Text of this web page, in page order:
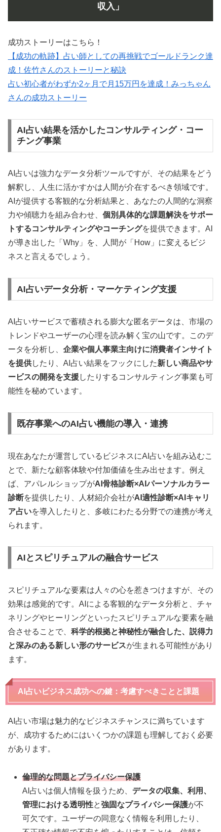
収入」
成功ストーリーはこちら！
【成功の軌跡】占い師としての再挑戦でゴールドランク達
成！佐竹さんのストーリーと秘訣
占い初心者がわずか2ヶ月で月15万円を達成！みっちゃん
さんの成功ストーリー
AI占い結果を活かしたコンサルティング・コー
チング事業
AI占いは強力なデータ分析ツールですが、その結果をどう
解釈し、人生に活かすかは人間が介在するべき領域です。
AIが提供する客観的な分析結果と、あなたの人間的な洞察
力や傾聴力を組み合わせ、 個別具体的な課題解決をサポー
トするコンサルティングやコーチングを提供できます。AI
が導き出した「Why」を、人間が「How」に変えるビジ
ネスと言えるでしょう。
AI占いデータ分析・マーケティング支援
AI占いサービスで蓄積される膨大な匿名データは、市場の
トレンドやユーザーの心理を読み解く宝の山です。このデ
ータを分析し、 企業や個人事業主向けに消費者インサイト
を提供したり、AI占い結果をフックにした新しい商品やサ
ービスの開発を支援したりするコンサルティング事業も可
能性を秘めています。
既存事業へのAI占い機能の導入・連携
現在あなたが運営しているビジネスにAI占いを組み込むこ
とで、新たな顧客体験や付加価値を生み出せます。例え
ば、アパレルショップがAI骨格診断×AIパーソナルカラー
診断を提供したり、人材紹介会社がAI適性診断×AIキャリ
ア占いを導入したりと、多岐にわたる分野での連携が考え
られます。
AIとスピリチュアルの融合サービス
スピリチュアルな要素は人々の心を惹きつけますが、その
効果は感覚的です。AIによる客観的なデータ分析と、チャ
ネリングやヒーリングといったスピリチュアルな要素を融
合させることで、 科学的根拠と神秘性が融合した、説得力
と深みのある新しい形のサービスが生まれる可能性があり
ます。
AI占いビジネス成功への鍵：考慮すべきことと課題
AI占い市場は魅力的なビジネスチャンスに満ちています
が、成功するためにはいくつかの課題も理解しておく必要
があります。
倫理的な問題とプライバシー保護
AI占いは個人情報を扱うため、 データの収集、利用、
管理における透明性と強固なプライバシー保護が不
可欠です。ユーザーの同意なく情報を利用したり、